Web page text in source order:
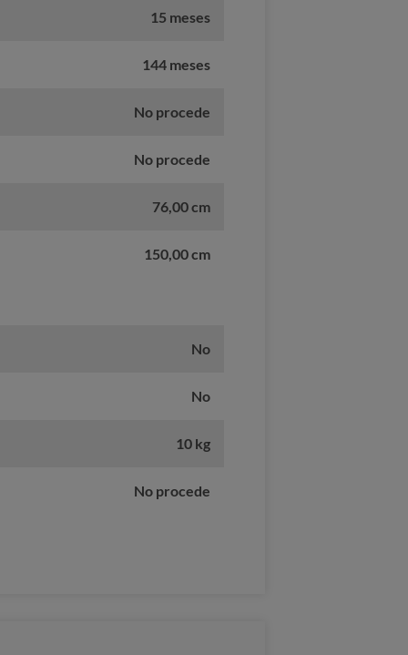
15 meses
144 meses
No procede
No procede
76,00 cm
150,00 cm
No
No
10 kg
No procede